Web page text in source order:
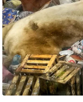
म
नो
रं
ज
न
ज